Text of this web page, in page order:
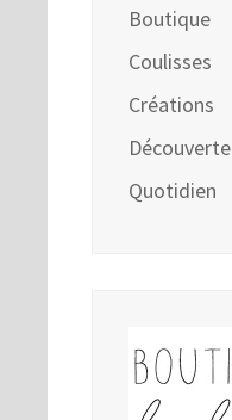
Boutique
Coulisses
Créations
Découverte
Quotidien